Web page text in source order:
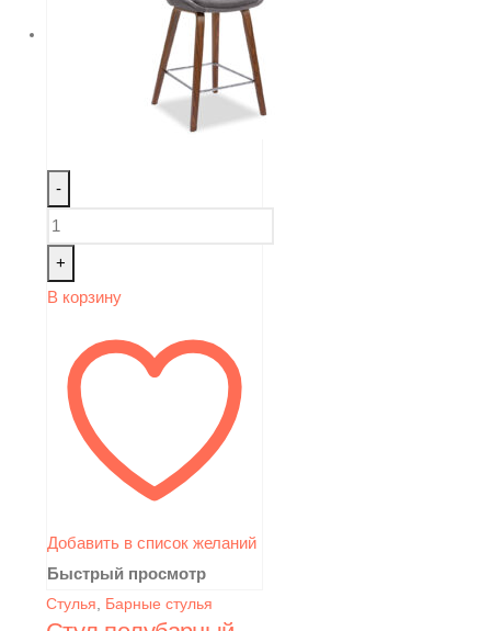
-
+
В корзину
Добавить в список желаний
Быстрый просмотр
Стулья Барные стулья